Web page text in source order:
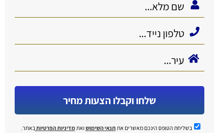
שלחו וקבלו הצעות מחיר
בשליחת הטופס הינכם מאשרים את תנאי השימוש ואתמדיניות הפרטיותבאתר.